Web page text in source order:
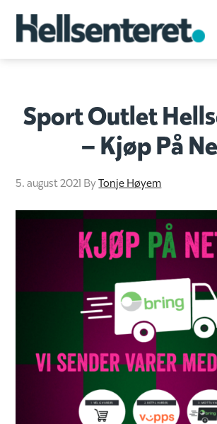
Sport Outlet
– Kjøp På
5. august 2021 ByTonje Høyem